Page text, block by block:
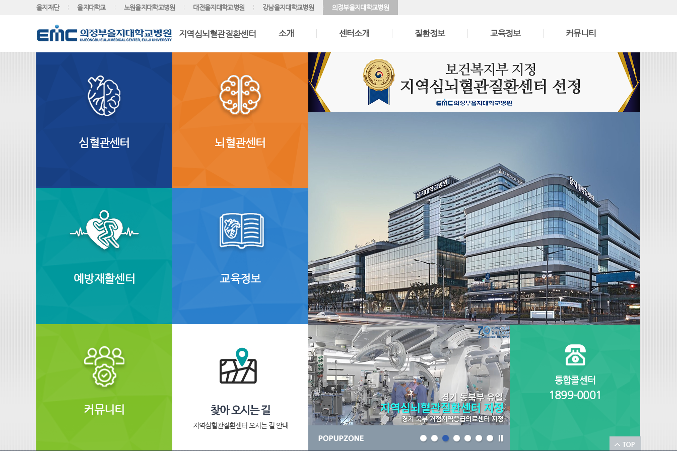
을지재단 을지대학교 노원을지대학교병원 대전을지대학교병원 강남을지대학교병원 의정부을지대학교병원
지역심뇌혈관질환센터 소개 센터소개 질환정보 교육정보 커뮤니티
심혈관센터 뇌혈관센터
예방재활센터 교육정보
커뮤니티
지역심혈관질환센터 오시는 길 안내
통합콜센터
1899-0001